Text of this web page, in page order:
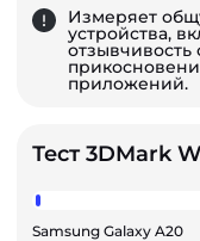
Измеряет
устройства,
отзывчивость
приложений.
Тест 3DMark
Samsung Galaxy A20